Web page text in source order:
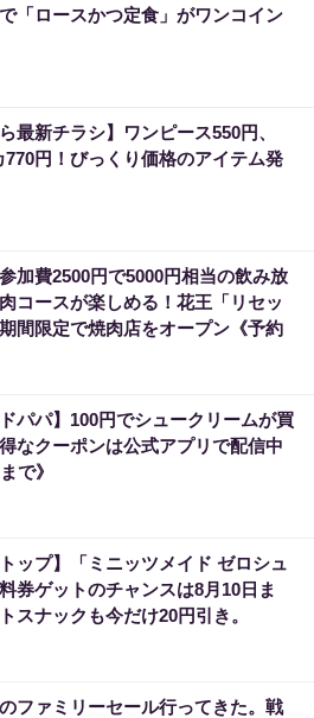
「ロースかつ定食」がワンコイン
ら最新チラシ】ワンピース550円、
770円！びっくり価格のアイテム発
参加費2500円で5000円相当の飲み放
コースが楽しめる！花王「リセッ
間限定で焼肉店をオープン《予約
ドパパ】100円でシュークリームが買
なクーポンは公式アプリで配信中
で》
トップ】「ミニッツメイド ゼロシュ
券ゲットのチャンスは8月10日ま
スナックも今だけ20円引き。
ファミリーセール行ってきた。戦